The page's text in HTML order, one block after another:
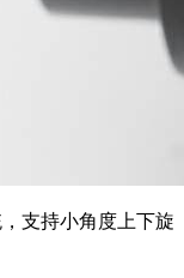
支持小角度上下旋